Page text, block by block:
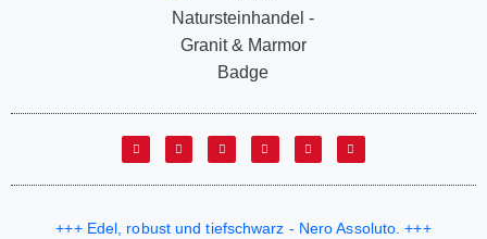
+++ Edel, robust und tiefschwarz - Nero Assoluto. +++